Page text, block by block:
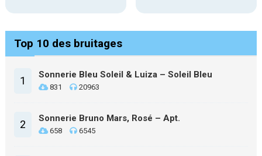
Top 10 des bruitages
1 Sonnerie Bleu Soleil & Luiza – Soleil Bleu
831 20963
2 Sonnerie Bruno Mars, Rosé – Apt.
658 6545